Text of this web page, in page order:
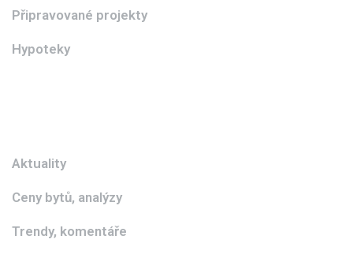
Připravované projekty
Hypoteky
Aktuality
Ceny bytů, analýzy
Trendy, komentáře